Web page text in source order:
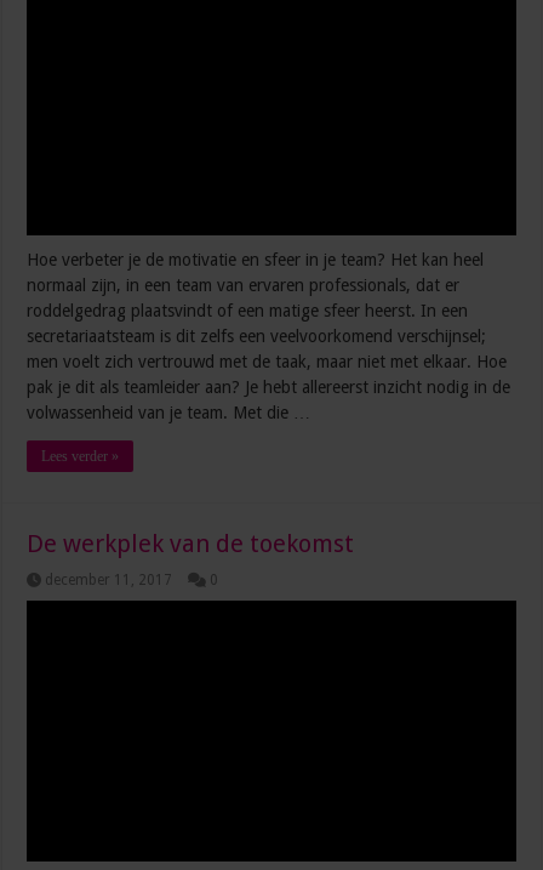
Hoe verbeter je de motivatie en sfeer in je team? Het kan heel
normaal zijn, in een team van ervaren professionals, dat er
roddelgedrag plaatsvindt of een matige sfeer heerst. In een
secretariaatsteam is dit zelfs een veelvoorkomend verschijnsel;
men voelt zich vertrouwd met de taak, maar niet met elkaar. Hoe
pak je dit als teamleider aan? Je hebt allereerst inzicht nodig in de
volwassenheid van je team. Met die …
Lees verder »
De werkplek van de toekomst
december 11, 2017 0